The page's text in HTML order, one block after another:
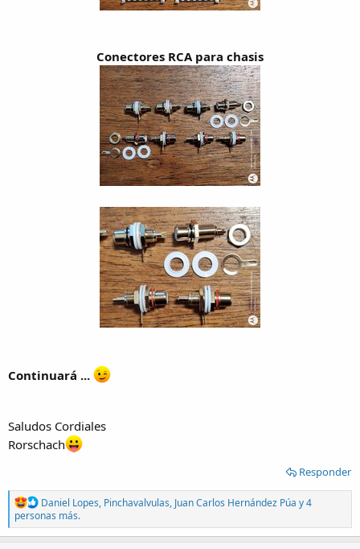
Conectores RCA para chasis
Continuará ...
Saludos Cordiales
Rorschach
Responder
R
e
a
c
Daniel Lopes, Pinchavalvulas, Juan Carlos Hernández Púa y 4
personas más.